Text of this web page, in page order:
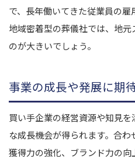
で、長年働いてきた従業員の
地域密着型の葬儀社では、地
のが大きいでしょう。
事業の成長や発展に期
買い手企業の経営資源や知見
な成長機会が得られます。合
獲得力の強化、ブランド力の